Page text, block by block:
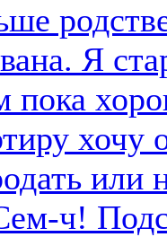
Я
пока
хочу
или
ч!